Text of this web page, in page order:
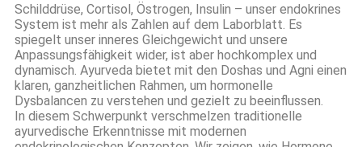
Schilddrüse, Cortisol, Östrogen, Insulin – unser endokrines
System ist mehr als Zahlen auf dem Laborblatt. Es
spiegelt unser inneres Gleichgewicht und unsere
Anpassungsfähigkeit wider, ist aber hochkomplex und
dynamisch. Ayurveda bietet mit den Doshas und Agni einen
klaren, ganzheitlichen Rahmen, um hormonelle
Dysbalancen zu verstehen und gezielt zu beeinflussen.
In diesem Schwerpunkt verschmelzen traditionelle
ayurvedische Erkenntnisse mit modernen